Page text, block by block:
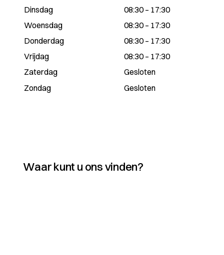
Dinsdag
08:30 – 17:30
Woensdag
08:30 – 17:30
Donderdag
08:30 – 17:30
Vrijdag
08:30 – 17:30
Zaterdag
Gesloten
Zondag
Gesloten
Waar kunt u ons vinden?